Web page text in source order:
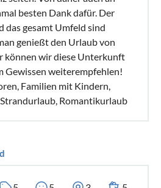
besten Dank dafür. Der
das gesamt Umfeld sind
genießt den Urlaub von
können wir diese Unterkunft
Gewissen weiterempfehlen!
Familien mit Kindern,
Romantikurlaub